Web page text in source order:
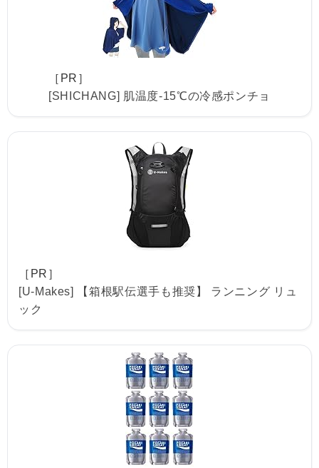
［PR］
[SHICHANG] 肌温度-15℃の冷感ポンチョ
［PR］
[U-Makes] 【箱根駅伝選手も推奨】 ランニング リュ
ック